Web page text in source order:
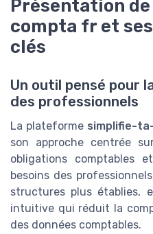
Présentation
compta fr et
clés
Un outil pensé pour
des professionnels
La plateforme simplifie-
son approche centrée
obligations comptables
besoins des
structures plus établies,
intuitive qui réduit la
des données comptables.